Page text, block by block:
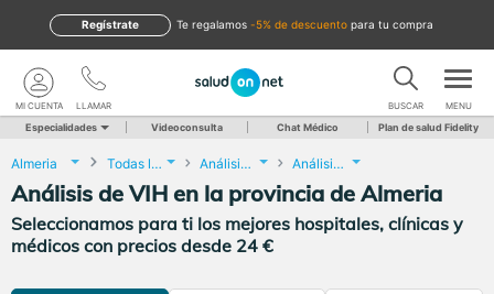
te regalamos -5% de descuento para tu compra
Regístrate
LLAMAR
MI CUENTA BUSCAR MENU
Especialidades Videoconsulta Chat Médico Plan de salud Fidelity
Almeria Todas las localidades Análisis Clínicos Análisis de VIH
Análisis de VIH en la provincia de Almeria
Seleccionamos para ti los mejores hospitales, clínicas y
médicos con precios desde 24 €